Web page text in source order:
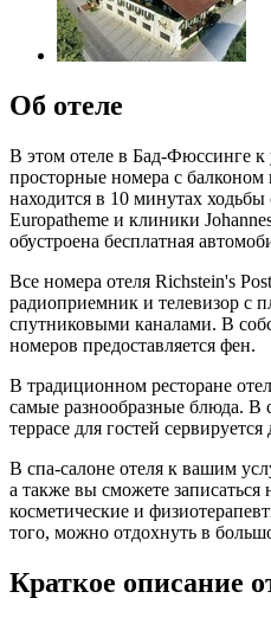
Об отеле
В этом отеле в Бад-Фюссинге к
просторные номера с
находится в 10 минутах ходьбы
Europatheme и клиники
обустроена бесплатная
Все номера отеля Richstein's
радиоприемник и телевизор с
спутниковыми каналами. В
номеров предоставляется фен.
В традиционном ресторане
самые разнообразные блюда. В
террасе для гостей
В спа-салоне отеля к вашим
а также вы сможете
косметические и
того, можно отдохнуть в
Краткое описание